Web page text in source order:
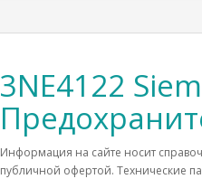
3NE4122
Информация на сайте носит
публичной офертой. Технические